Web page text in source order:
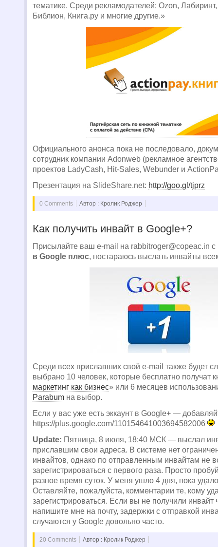
тематике. Среди рекламодателей: Ozon,
Библион, Книга.ру и многие другие.»
Официального анонса пока не последовало,
сотрудник компании Adonweb (рекламное
проектов LadyCash, Hit-Sales, Webunder и
Презентация на SlideShare.net: http://goo.gl/tjprz
0 Comments Автор : Кролик Роджер
Как получить инвайт в Google+?
Присылайте ваш e-mail на rabbitroger@copeac.in с
в Google плюс, постараюсь выслать инвайты
Среди всех приславших свой e-mail также будет
выбрано 10 человек, которые бесплатно получат
маркетинг как бизнес» или 6 месяцев
Parabum на выбор.
Если у вас уже есть эккаунт в Google+ —
https://plus.google.com/110154641003694582006
Update: Пятница, 8 июля, 18:40 МСК — выслал
приславшим свои адреса. В системе нет
инвайтов, однако по отправленным инвайтам не
зарегистрироваться с первого раза. Просто
разное время суток. У меня ушло 4 дня, пока
Оставляйте, пожалуйста, комментарии те, кому
зарегистрироваться. Если вы не получили
напишите мне на почту, задержки с отправкой
случаются у Google довольно часто.
20 Comments Автор : Кролик Роджер